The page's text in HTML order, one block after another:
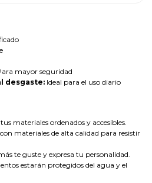
mayor seguridad
desgaste: Ideal para el uso diario
materiales ordenados y accesibles.
materiales de alta calidad para resistir
te guste y expresa tu personalidad.
estarán protegidos del agua y el